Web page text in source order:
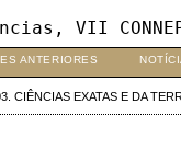
VII
ANTERIORES
CIÊNCIAS EXATAS E DA